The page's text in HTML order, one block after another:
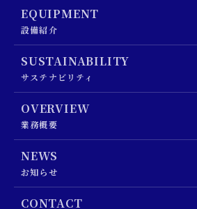
EQUIPMENT
設備紹介
SUSTAINABILITY
サステナビリティ
OVERVIEW
業務概要
NEWS
お知らせ
CONTACT